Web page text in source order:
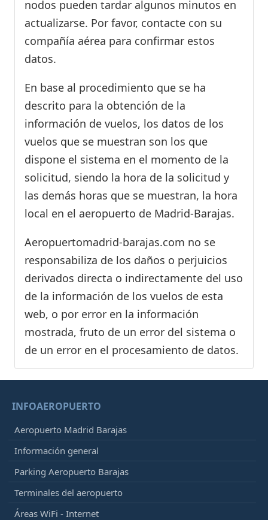
nodos pueden tardar algunos minutos en
actualizarse. Por favor, contacte con su
compañía aérea para confirmar estos
datos.
En base al procedimiento que se ha
descrito para la obtención de la
información de vuelos, los datos de los
vuelos que se muestran son los que
dispone el sistema en el momento de la
solicitud, siendo la hora de la solicitud y
las demás horas que se muestran, la hora
local en el aeropuerto de Madrid-Barajas.
Aeropuertomadrid-barajas.com no se
responsabiliza de los daños o perjuicios
derivados directa o indirectamente del uso
de la información de los vuelos de esta
web, o por error en la información
mostrada, fruto de un error del sistema o
de un error en el procesamiento de datos.
INFOAEROPUERTO
Aeropuerto Madrid Barajas
Información general
Parking Aeropuerto Barajas
Terminales del aeropuerto
Áreas WiFi - Internet